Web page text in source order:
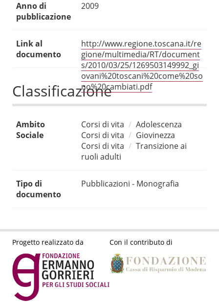
Anno di
pubblicazione
2009
Link al
documento
http://www.regione.toscana.it/re
gione/multimedia/RT/document
s/2010/03/25/1269503149992_gi
ovani%20toscani%20come%20so
no%20cambiati.pdf
Classificazione
Ambito
Sociale
Corsi di vita
Adolescenza
Corsi di vita
Giovinezza
Corsi di vita
Transizione ai
ruoli adulti
Tipo di
documento
Pubblicazioni - Monografia
Progetto realizzato da Con il contributo di